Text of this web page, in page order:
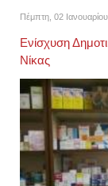
Πέμπτη, 02
Ενίσχυση
Νίκας